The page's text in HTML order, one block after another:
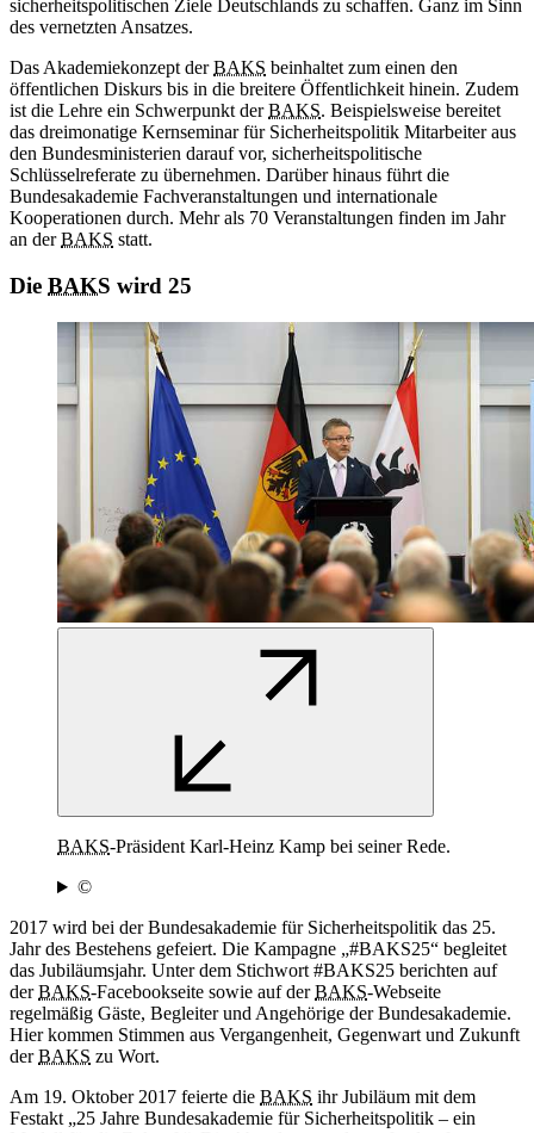
sicherheitspolitischen Ziele Deutschlands zu schaffen. Ganz im Sinn
des vernetzten Ansatzes.
Das Akademiekonzept derBAKS beinhaltet zum einen den
öffentlichen Diskurs bis in die breitere Öffentlichkeit hinein. Zudem
ist die Lehre ein Schwerpunkt derBAKS. Beispielsweise bereitet
das dreimonatige Kernseminar für Sicherheitspolitik Mitarbeiter aus
den Bundesministerien darauf vor, sicherheitspolitische
Schlüsselreferate zu übernehmen. Darüber hinaus führt die
Bundesakademie Fachveranstaltungen und internationale
Kooperationen durch. Mehr als 70 Veranstaltungen finden im Jahr
an derBAKS statt.
Die BAKS wird 25
BAKS-Präsident Karl-Heinz Kamp bei seiner Rede.
©
2017 wird bei der Bundesakademie für Sicherheitspolitik das 25.
Jahr des Bestehens gefeiert. Die Kampagne „#BAKS25“ begleitet
das Jubiläumsjahr. Unter dem Stichwort #BAKS25 berichten auf
derBAKS-Facebookseite sowie auf derBAKS-Webseite
regelmäßig Gäste, Begleiter und Angehörige der Bundesakademie.
Hier kommen Stimmen aus Vergangenheit, Gegenwart und Zukunft
derBAKS zu Wort.
Am 19. Oktober 2017 feierte die BAKS ihr Jubiläum mit dem
Festakt „25 Jahre Bundesakademie für Sicherheitspolitik – ein